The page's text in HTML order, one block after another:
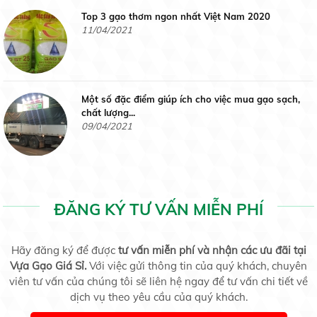
Liên hệ
Gạo Nhật
Liên hệ
Top 3 gạo thơm ngon nhất Việt Nam 2020
11/04/2021
Một số đặc điểm giúp ích cho việc mua gạo sạch,
chất lượng...
09/04/2021
Thành Phố Hồ Chí Minh Lại Rúng Động Vì Covid 19
26/07/2020
ĐĂNG KÝ TƯ VẤN MIỄN PHÍ
Hãy đăng ký để được tư vấn miễn phí và nhận các ưu đãi tại
Vựa Gạo Giá Sỉ.Với việc gửi thông tin của quý khách, chuyên
viên tư vấn của chúng tôi sẽ liên hệ ngay để tư vấn chi tiết về
dịch vụ theo yêu cầu của quý khách.